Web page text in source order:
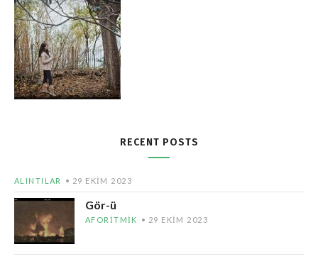
RECENT POSTS
ALINTILAR 29 EKIM 2023
Gör-ü
AFORITMIK 29 EKIM 2023